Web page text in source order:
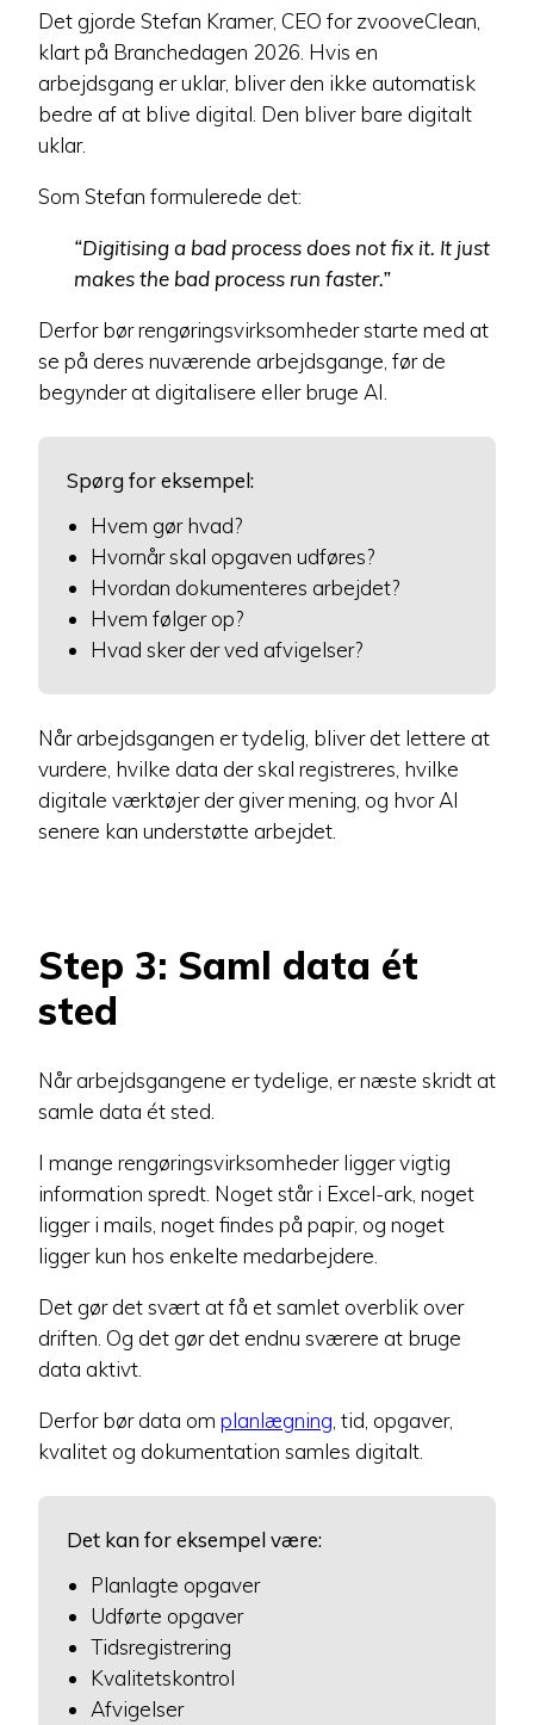
Det gjorde Stefan Kramer, CEO for zvooveClean,
klart på Branchedagen 2026. Hvis en
arbejdsgang er uklar, bliver den ikke automatisk
bedre af at blive digital. Den bliver bare digitalt
uklar.
Som Stefan formulerede det:
“Digitising a bad process does not fix it. It just
makes the bad process run faster.”
Derfor bør rengøringsvirksomheder starte med at
se på deres nuværende arbejdsgange, før de
begynder at digitalisere eller bruge AI.
Spørg for eksempel:
Hvem gør hvad?
Hvornår skal opgaven udføres?
Hvordan dokumenteres arbejdet?
Hvem følger op?
Hvad sker der ved afvigelser?
Når arbejdsgangen er tydelig, bliver det lettere at
vurdere, hvilke data der skal registreres, hvilke
digitale værktøjer der giver mening, og hvor AI
senere kan understøtte arbejdet.
Step 3: Saml data ét
sted
Når arbejdsgangene er tydelige, er næste skridt at
samle data ét sted.
I mange rengøringsvirksomheder ligger vigtig
information spredt. Noget står i Excel-ark, noget
ligger i mails, noget findes på papir, og noget
ligger kun hos enkelte medarbejdere.
Det gør det svært at få et samlet overblik over
driften. Og det gør det endnu sværere at bruge
data aktivt.
Derfor bør data om planlægning , tid, opgaver,
kvalitet og dokumentation samles digitalt.
Det kan for eksempel være:
Planlagte opgaver
Udførte opgaver
Tidsregistrering
Kvalitetskontrol
Afvigelser